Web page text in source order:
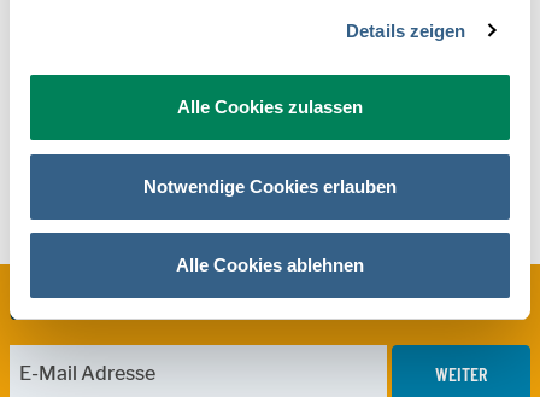
Details zeigen
Alle Cookies zulassen
Notwendige Cookies erlauben
Alle Cookies ablehnen
ÖHV News abonnieren
WEITER